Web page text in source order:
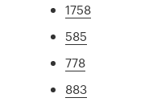
1758
585
778
883